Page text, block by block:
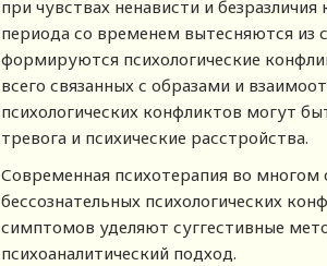
при чувствах ненависти и
периода со временем вытесняются из
формируются психологические
всего связанных с образами и
психологических конфликтов могут
тревога и психические расстройства.
Современная психотерапия во
бессознательных психологических
симптомов уделяют суггестивные
психоаналитический подход.